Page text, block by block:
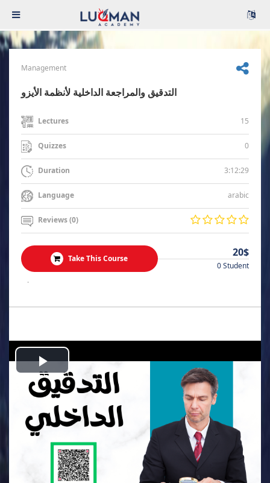
Management
التدقيق والمراجعة الداخلية لأنظمة الأيزو
Lectures 15
Quizzes 0
Duration 3:12:29
Language arabic
Reviews (0)
Take This Course 20$
0 Student
.
Play
Video